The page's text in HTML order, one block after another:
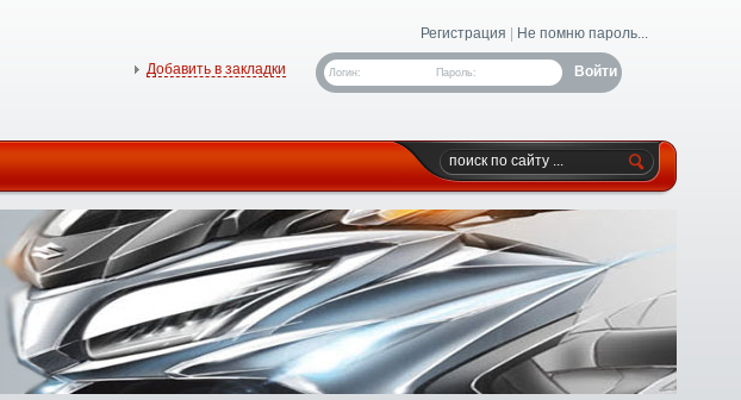
Регистрация Не помню пароль...
Логин: Пароль:
Добавить в закладки